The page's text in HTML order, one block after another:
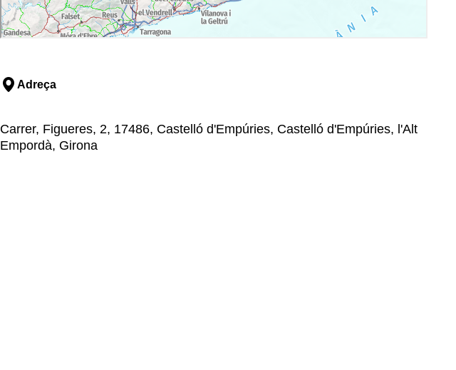
Adreça
Carrer, Figueres, 2, 17486, Castelló d'Empúries, Castelló d'Empúries, l'Alt
Empordà, Girona